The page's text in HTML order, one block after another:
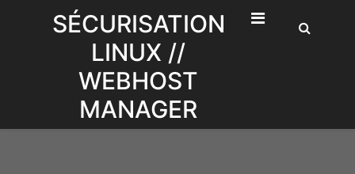
SÉCURISATION
LINUX //
WEBHOST
MANAGER